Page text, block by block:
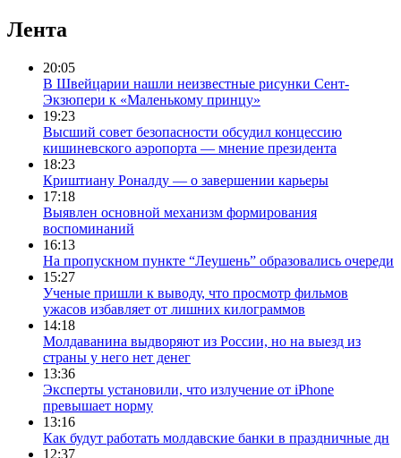
Лента
20:05
В Швейцарии нашли неизвестные рисунки Сент-
Экзюпери к «Маленькому принцу»
19:23
Высший совет безопасности обсудил концессию
кишиневского аэропорта — мнение президента
18:23
Криштиану Роналду — о завершении карьеры
17:18
Выявлен основной механизм формирования
воспоминаний
16:13
На пропускном пункте “Леушень” образовались очереди
15:27
Ученые пришли к выводу, что просмотр фильмов
ужасов избавляет от лишних килограммов
14:18
Молдаванина выдворяют из России, но на выезд из
страны у него нет денег
13:36
Эксперты установили, что излучение от iPhone
превышает норму
13:16
Как будут работать молдавские банки в праздничные дн
12:37